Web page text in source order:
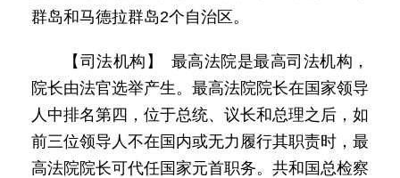
群岛和马德拉群岛2个自治区。
【司法机构】 最高法院是最高司法机构，
院长由法官选举产生。最高法院院长在国家领导
人中排名第四，位于总统、议长和总理之后，如
前三位领导人不在国内或无力履行其职责时，最
高法院院长可代任国家元首职务。共和国总检察